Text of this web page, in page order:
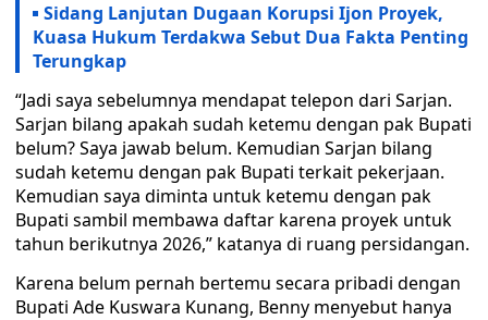
Sidang Lanjutan Dugaan Korupsi Ijon Proyek,
Kuasa Hukum Terdakwa Sebut Dua Fakta Penting
Terungkap
“Jadi saya sebelumnya mendapat telepon dari Sarjan.
Sarjan bilang apakah sudah ketemu dengan pak Bupati
belum? Saya jawab belum. Kemudian Sarjan bilang
sudah ketemu dengan pak Bupati terkait pekerjaan.
Kemudian saya diminta untuk ketemu dengan pak
Bupati sambil membawa daftar karena proyek untuk
tahun berikutnya 2026,” katanya di ruang persidangan.
Karena belum pernah bertemu secara pribadi dengan
Bupati Ade Kuswara Kunang, Benny menyebut hanya